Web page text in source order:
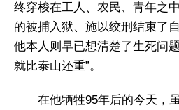
终穿梭在工人、农民、青年之
的被捕入狱、施以绞刑结束了
他本人则早已想清楚了生死问
就比泰山还重”。
在他牺牲95年后的今天，